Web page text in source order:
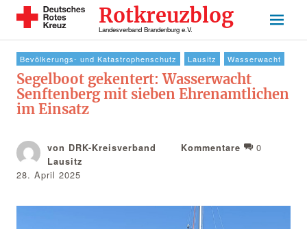
Rotkreuzblog
Landesverband Brandenburg e.V.
Bevölkerungs- und Katastrophenschutz Lausitz Wasserwacht
Segelboot gekentert: Wasserwacht
Senftenberg mit sieben Ehrenamtlichen
im Einsatz
von DRK-Kreisverband
Lausitz
28. April 2025
Kommentare 0